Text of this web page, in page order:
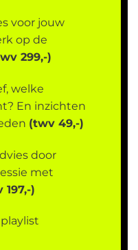
voor jouw
op de
299,-)
welke
En inzichten
(twv 49,-)
door
met
197,-)